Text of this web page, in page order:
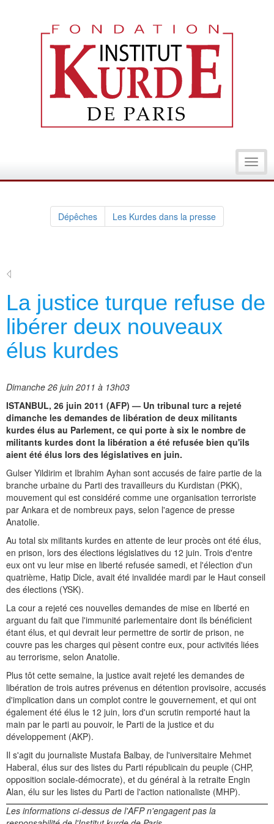
Dépêches Les Kurdes dans la presse
La justice turque refuse de
libérer deux nouveaux
élus kurdes
Dimanche 26 juin 2011 à 13h03
ISTANBUL, 26 juin 2011 (AFP) — Un tribunal turc a rejeté
dimanche les demandes de libération de deux militants
kurdes élus au Parlement, ce qui porte à six le nombre de
militants kurdes dont la libération a été refusée bien qu'ils
aient été élus lors des législatives en juin.
Gulser Yildirim et Ibrahim Ayhan sont accusés de faire partie de la
branche urbaine du Parti des travailleurs du Kurdistan (PKK),
mouvement qui est considéré comme une organisation terroriste
par Ankara et de nombreux pays, selon l'agence de presse
Anatolie.
Au total six militants kurdes en attente de leur procès ont été élus,
en prison, lors des élections législatives du 12 juin. Trois d'entre
eux ont vu leur mise en liberté refusée samedi, et l'élection d'un
quatrième, Hatip Dicle, avait été invalidée mardi par le Haut conseil
des élections (YSK).
La cour a rejeté ces nouvelles demandes de mise en liberté en
arguant du fait que l'immunité parlementaire dont ils bénéficient
étant élus, et qui devrait leur permettre de sortir de prison, ne
couvre pas les charges qui pèsent contre eux, pour activités liées
au terrorisme, selon Anatolie.
Plus tôt cette semaine, la justice avait rejeté les demandes de
libération de trois autres prévenus en détention provisoire, accusés
d'implication dans un complot contre le gouvernement, et qui ont
également été élus le 12 juin, lors d'un scrutin remporté haut la
main par le parti au pouvoir, le Parti de la justice et du
développement (AKP).
Il s'agit du journaliste Mustafa Balbay, de l'universitaire Mehmet
Haberal, élus sur des listes du Parti républicain du peuple (CHP,
opposition sociale-démocrate), et du général à la retraite Engin
Alan, élu sur les listes du Parti de l'action nationaliste (MHP).
Les informations ci-dessus de l'AFP n'engagent pas la